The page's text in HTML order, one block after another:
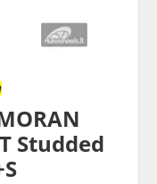
Studded